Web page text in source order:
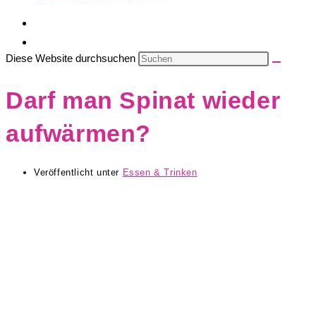
Diese Website durchsuchen
Darf man Spinat wieder
aufwärmen?
Veröffentlicht unter Essen & Trinken